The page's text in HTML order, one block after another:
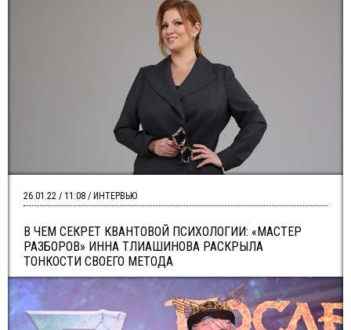
В ЧЕМ СЕКРЕТ КВАНТОВОЙ ПСИХОЛОГИИ: «МАСТЕР
РАЗБОРОВ» ИННА ТЛИАШИНОВА РАСКРЫЛА
ТОНКОСТИ СВОЕГО МЕТОДА
26.01.22 / 11:08 / ИНТЕРВЬЮ